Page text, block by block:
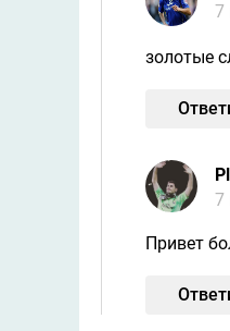
7
золотые
7
Привет